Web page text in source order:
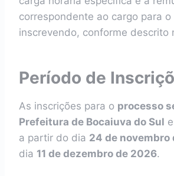
correspondente ao cargo para
inscrevendo, conforme descrito
Período de
As inscrições para o processo
Prefeitura de Bocaiuva do Sul
a partir do dia 24 de novembro
dia 11 de dezembro de 2026.